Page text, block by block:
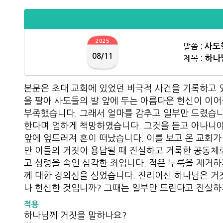
2025
08/11
말씀 : 사
제목 : 하나
본문은 초대 교회에 있었던 비극적 사건을 기록하고
을 팔아 사도들의 발 앞에 두는 아름다운 헌신이 이
부족했습니다. 그래서 얼마를 감추고 일부만 드렸습
한다며 엄하게 책망하였습니다. 그것을 듣고 아나니
앞에 엎드러져 혼이 떠났습니다. 이를 보고 온 교회
만 이들의 거짓이 용납될 때 진실하고 거룩한 공동
고 성령을 속인 심각한 죄입니다. 적은 누룩을 제거
께 대한 경외심을 심었습니다. 진리이신 하나님은
나 헌신한 것입니까? 그때는 일부만 드린다고 진실
적용
하나님께 거짓을 말하나요?